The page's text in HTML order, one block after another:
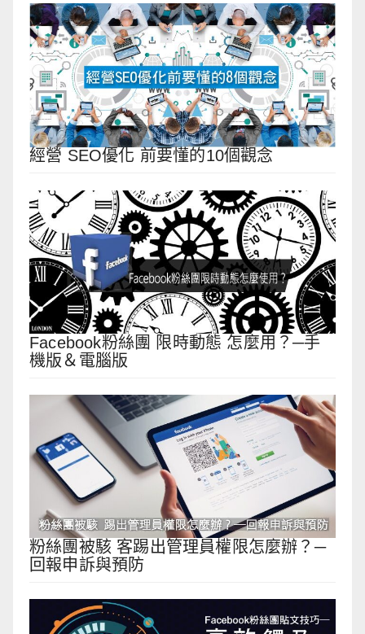
經營 SEO優化 前要懂的10個觀念
Facebook粉絲團 限時動態 怎麼用？─手
機版＆電腦版
粉絲團被駭 客踢出管理員權限怎麼辦？─
回報申訴與預防